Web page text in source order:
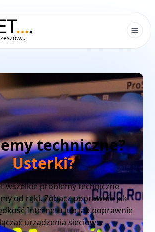
techniczne?
Usterki?
wszelkie problemy techniczne
od ręki. Zobacz poprawnie jak
Internetu lub jak poprawnie
urządzenia sieciowe.